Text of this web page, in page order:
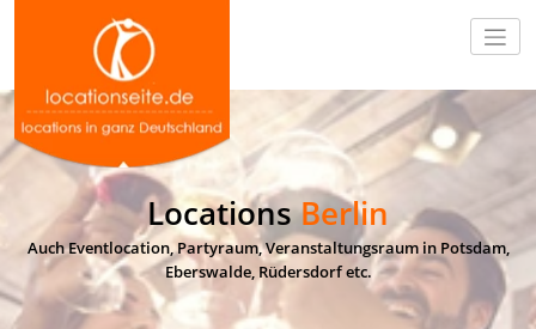
LocationsBerlin
Auch Eventlocation, Partyraum, Veranstaltungsraum in Potsdam,
Eberswalde, Rüdersdorf etc.